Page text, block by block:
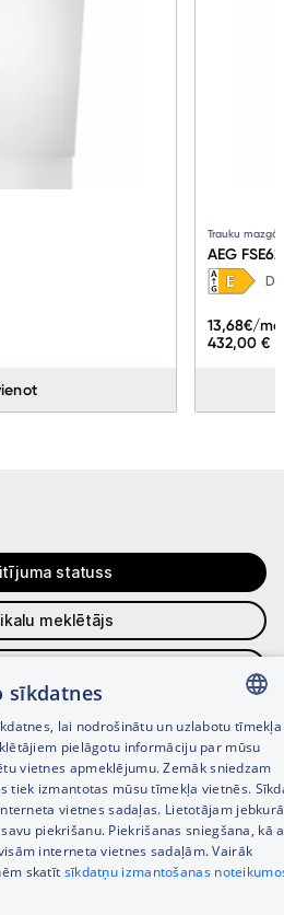
Trauku
AEG
432,00 €
13,68€/
statuss
meklētājs
laiks:
LATVIAN
RUSSIAN
ENGLISH
sīkdatnes
lai nodrošinātu un uzlabotu tīmekļa
pielāgotu informāciju par mūsu
vietnes apmeklējumu. Zemāk sniedzam
tiek izmantotas mūsu tīmekļa vietnēs.
vietnes sadaļas. Lietotājam
piekrišanu. Piekrišanas sniegšana, kā
interneta vietnes sadaļām. Vairāk
skatīt sīkdatņu izmantošanas